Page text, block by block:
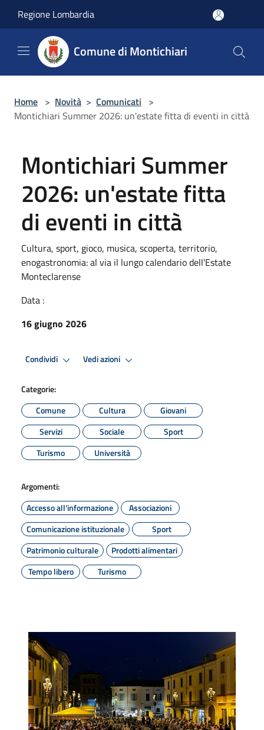
Regione Lombardia
Comune di Montichiari
Home > Novità > Comunicati >
Montichiari Summer 2026: un'estate fitta di eventi in città
Montichiari Summer
2026: un'estate fitta
di eventi in città
Cultura, sport, gioco, musica, scoperta, territorio,
enogastronomia: al via il lungo calendario dell'Estate
Monteclarense
Data :
16 giugno 2026
Condividi Vedi azioni
Categorie:
Comune
Cultura
Giovani
Servizi
Sociale
Sport
Turismo
Università
Argomenti:
Accesso all'informazione
Associazioni
Comunicazione istituzionale
Sport
Patrimonio culturale
Prodotti alimentari
Tempo libero
Turismo